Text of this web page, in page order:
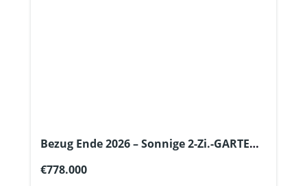
Bezug Ende 2026 – Sonnige 2-Zi.-GARTEN-
U6 ca. 600m
€778.000